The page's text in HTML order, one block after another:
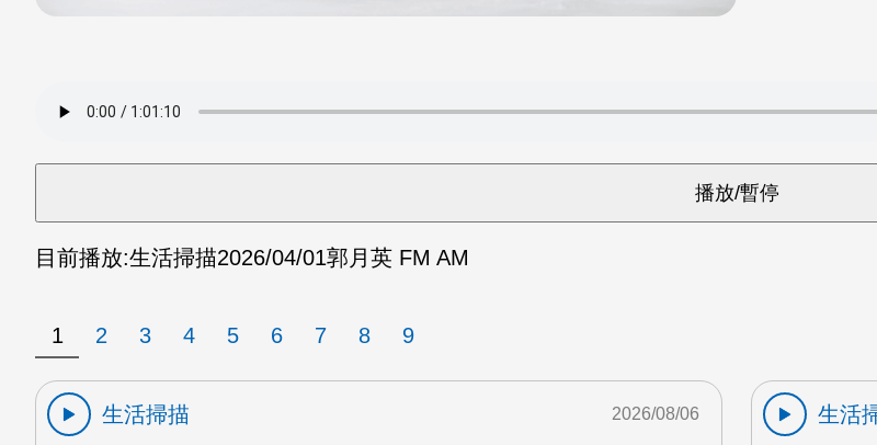
目前播放:生活掃描2026/04/01郭月英 FM AM
1 2 3 4 5 6 7 8 9
生活掃描
2026/08/06
生活